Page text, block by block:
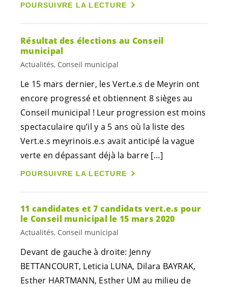
POURSUIVRE LA LECTURE
Résultat des élections au Conseil
municipal
Actualités, Conseil municipal
Le 15 mars dernier, les Vert.e.s de Meyrin ont
encore progressé et obtiennent 8 sièges au
Conseil municipal ! Leur progression est moins
spectaculaire qu’il y a 5 ans où la liste des
Vert.e.s meyrinois.e.s avait anticipé la vague
verte en dépassant déjà la barre […]
POURSUIVRE LA LECTURE
11 candidates et 7 candidatsvert.e.s pour
le Conseil municipal le 15 mars 2020
Actualités, Conseil municipal
Devant de gauche à droite: Jenny
BETTANCOURT, Leticia LUNA, Dilara BAYRAK,
Esther HARTMANN, Esther UM au milieu de